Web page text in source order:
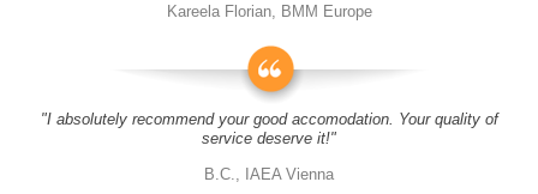
Kareela Florian, BMM Europe
"I absolutely recommend your good accomodation. Your quality of
service deserve it!"
B.C., IAEA Vienna